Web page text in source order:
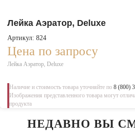
Лейка Аэратор, Deluxe
Артикул: 824
Цена по запросу
Лейка Аэратор, Deluxe
Наличие и стоимость товара уточняйте по 8 (800)
Изображения представленного товара могут
продукта
НЕДАВНО ВЫ